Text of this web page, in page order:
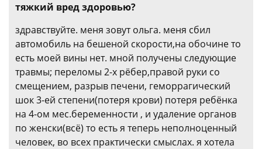
тяжкий вред здоровью?
здравствуйте. меня зовут ольга. меня сбил
автомобиль на бешеной скорости,на обочине то
есть моей вины нет. мной получены следующие
травмы; переломы 2-х рёбер,правой руки со
смещением, разрыв печени, геморрагический
шок 3-ей степени(потеря крови) потеря ребёнка
на 4-ом мес.беременности , и удаление органов
по женски(всё) то есть я теперь неполноценный
человек, во всех практически смыслах. я хотела